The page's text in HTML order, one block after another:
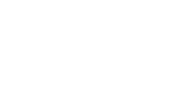
pánské,